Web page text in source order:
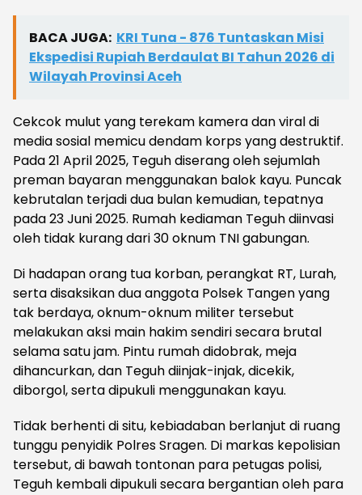
BACA JUGA: KRI Tuna - 876 Tuntaskan Misi
Ekspedisi Rupiah Berdaulat BI Tahun 2026 di
Wilayah Provinsi Aceh
Cekcok mulut yang terekam kamera dan viral di
media sosial memicu dendam korps yang destruktif.
Pada 21 April 2025, Teguh diserang oleh sejumlah
preman bayaran menggunakan balok kayu. Puncak
kebrutalan terjadi dua bulan kemudian, tepatnya
pada 23 Juni 2025. Rumah kediaman Teguh diinvasi
oleh tidak kurang dari 30 oknum TNI gabungan.
Di hadapan orang tua korban, perangkat RT, Lurah,
serta disaksikan dua anggota Polsek Tangen yang
tak berdaya, oknum-oknum militer tersebut
melakukan aksi main hakim sendiri secara brutal
selama satu jam. Pintu rumah didobrak, meja
dihancurkan, dan Teguh diinjak-injak, dicekik,
diborgol, serta dipukuli menggunakan kayu.
Tidak berhenti di situ, kebiadaban berlanjut di ruang
tunggu penyidik Polres Sragen. Di markas kepolisian
tersebut, di bawah tontonan para petugas polisi,
Teguh kembali dipukuli secara bergantian oleh para